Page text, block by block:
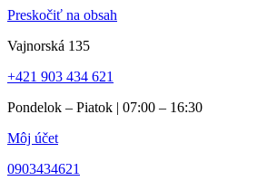
Preskočiť na obsah
Vajnorská 135
+421 903 434 621
Pondelok – Piatok | 07:00 – 16:30
Môj účet
0903434621